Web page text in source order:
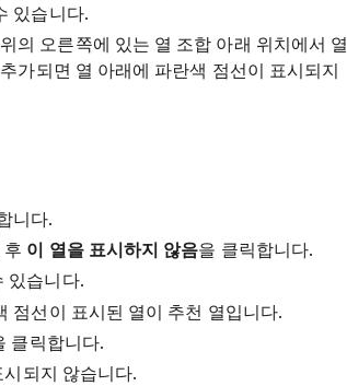
있습니다.
의 오른쪽에 있는 열 조합 아래 위치에서 열
가되면 열 아래에 파란색 점선이 표시되지
니다.
이 열을 표시하지 않음을 클릭합니다.
있습니다.
점선이 표시된 열이 추천 열입니다.
클릭합니다.
되지 않습니다.